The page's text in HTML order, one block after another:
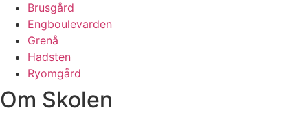
Brusgård
Engboulevarden
Grenå
Hadsten
Ryomgård
Om Skolen